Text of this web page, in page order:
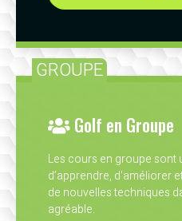
GROUPE
Golf en Groupe
Les cours en groupe sont
d’apprendre, d'améliorer
de nouvelles techniques
agréable.